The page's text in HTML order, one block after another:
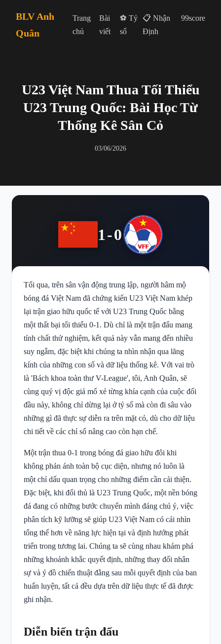
BLV Anh
Quân
Trang
chủ
Bài
viết
⚽ Tỷ
số
📋 Nhận
Định
99score
U23 Việt Nam Thua Tối Thiểu
U23 Trung Quốc: Bài Học Từ
Thống Kê Sân Cỏ
03/06/2026
1-0
Tối qua, trên sân vận động trung lập, người hâm mộ
bóng đá Việt Nam đã chứng kiến U23 Việt Nam khép
lại trận giao hữu quốc tế với U23 Trung Quốc bằng
một thất bại tối thiểu 0-1. Dù chỉ là một trận đấu mang
tính chất thử nghiệm, kết quả này vẫn mang đến nhiều
suy ngẫm, đặc biệt khi chúng ta nhìn nhận qua lăng
kính của những con số và dữ liệu thống kê. Với vai trò
là 'Bách khoa toàn thư V-League', tôi, Anh Quân, sẽ
cùng quý vị độc giả mổ xẻ từng khía cạnh của cuộc đối
đầu này, không chỉ dừng lại ở tỷ số mà còn đi sâu vào
những gì đã thực sự diễn ra trên mặt cỏ, dù cho dữ liệu
chi tiết về các chỉ số nâng cao còn hạn chế.
Một trận thua 0-1 trong bóng đá giao hữu đôi khi
không phản ánh toàn bộ cục diện, nhưng nó luôn là
một chỉ dấu quan trọng cho những điểm cần cải thiện.
Đặc biệt, khi đối thủ là U23 Trung Quốc, một nền bóng
đá đang có những bước chuyển mình đáng chú ý, việc
phân tích kỹ lưỡng sẽ giúp U23 Việt Nam có cái nhìn
tổng thể hơn về năng lực hiện tại và định hướng phát
triển trong tương lai. Chúng ta sẽ cùng nhau khám phá
những khoảnh khắc quyết định, những thay đổi nhân
sự và ý đồ chiến thuật đằng sau mỗi quyết định của ban
huấn luyện, tất cả đều dựa trên dữ liệu thực tế đã được
ghi nhận.
Diễn biến trận đấu